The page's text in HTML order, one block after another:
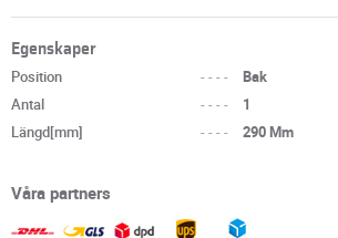
Egenskaper
Position ----
Bak
Antal
----
1
Längd[mm]
---- 290 Mm
Våra partners